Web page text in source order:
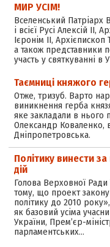
МИР УСІМ!
Вселенський Патріарх
і всієї Русі Алексій ІІ,
Ієронім ІІ, Архієпископ
а також представники
участь у святкуванні в
Таємниці княжого
Отже, тризуб. Варто
виникнення герба
яке закладали в нього
Олександр Коваленко,
Дніпропетровська.
Політику винести
дій
Голова Верховної
тому, що проект
політику до 2010
як базовий усіма
України, Прем’єр-
парламентських…